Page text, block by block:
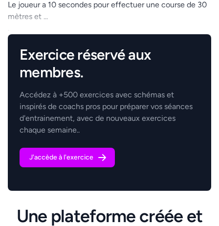
Le joueur a 10 secondes pour effectuer une course de 30
mètres et ...
.
Exercice réservé aux
membres.
Accédez à +500 exercices avec schémas et
inspirés de coachs pros pour préparer vos séances
d'entrainement, avec de nouveaux exercices
chaque semaine..
J'accède à l'exercice
Une plateforme créée et